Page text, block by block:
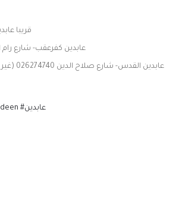
عابدين كفرعقب- شارع رام الله
عابدين القدس- شارع صلاح الدين 026274740 (غير متوفرة جميع الاصناف)
#عابدين